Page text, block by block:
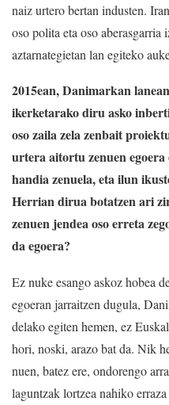
naiz urtero bertan industen.
oso polita eta oso aberasgarria
aztarnategietan lan egiteko
2015ean, Danimarkan
ikerketarako diru asko
oso zaila zela zenbait
urtera aitortu zenuen egoera
handia zenuela, eta ilun
Herrian dirua botatzen ari
zenuen jendea oso erreta
da egoera?
Ez nuke esango askoz hobea
egoeran jarraitzen dugula,
delako egiten hemen, ez
hori, noski, arazo bat da. Nik
nuen, batez ere, ondorengo
laguntzak lortzea nahiko